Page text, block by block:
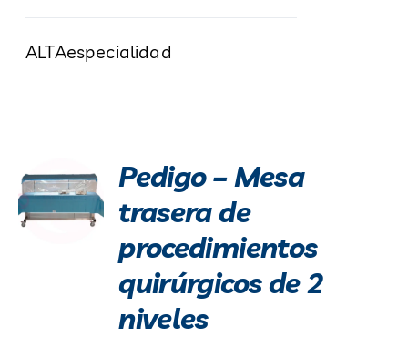
ALTAespecialidad
Pedigo – Mesa
trasera de
procedimientos
quirúrgicos de 2
niveles